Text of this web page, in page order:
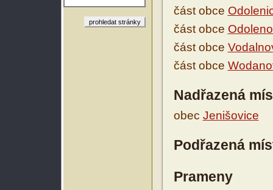
část obce
část obce
část obce
část obce
Nadřazená
obec Jenišovice
Podřazená
Prameny